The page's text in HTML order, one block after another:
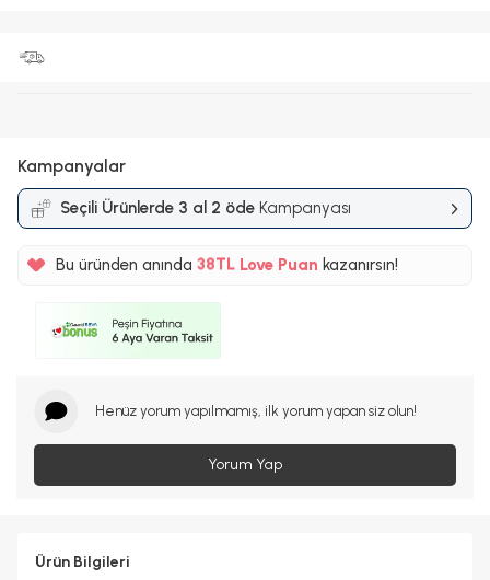
Kampanyalar
Seçili Ürünlerde 3 al 2 öde Kampanyası
Bu üründen anında 38TL Love Puan kazanırsın!
Henüz yorum yapılmamış, ilk yorum yapan siz olun!
Yorum Yap
Ürün Bilgileri